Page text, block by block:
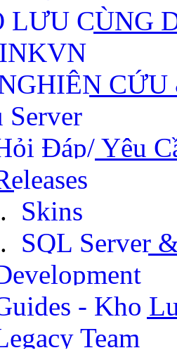
LƯU CÙNG
Server
Đáp/ Yêu
Skins
SQL Server
- Kho
Team